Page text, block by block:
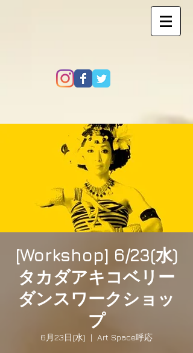
[Workshop] 6/23(水)
タカダアキコベリー
ダンスワークショッ
プ
6月23日(水)
  |
Art Space呼応